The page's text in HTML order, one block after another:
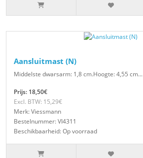
Aansluitmast (N)
Middelste dwarsarm: 1,8 cm.Hoogte: 4,55 cm...
Prijs: 18,50€
Excl. BTW: 15,29€
Merk: Viessmann
Bestelnummer: VI4311
Beschikbaarheid: Op voorraad